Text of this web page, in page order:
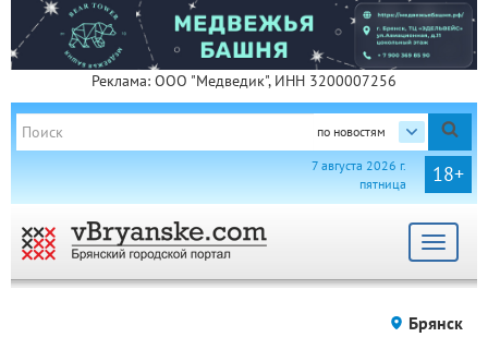
Реклама: ООО "Медведик", ИНН 3200007256
по новостям
18+
7 августа 2026 г.
пятница
Toggle
Брянск